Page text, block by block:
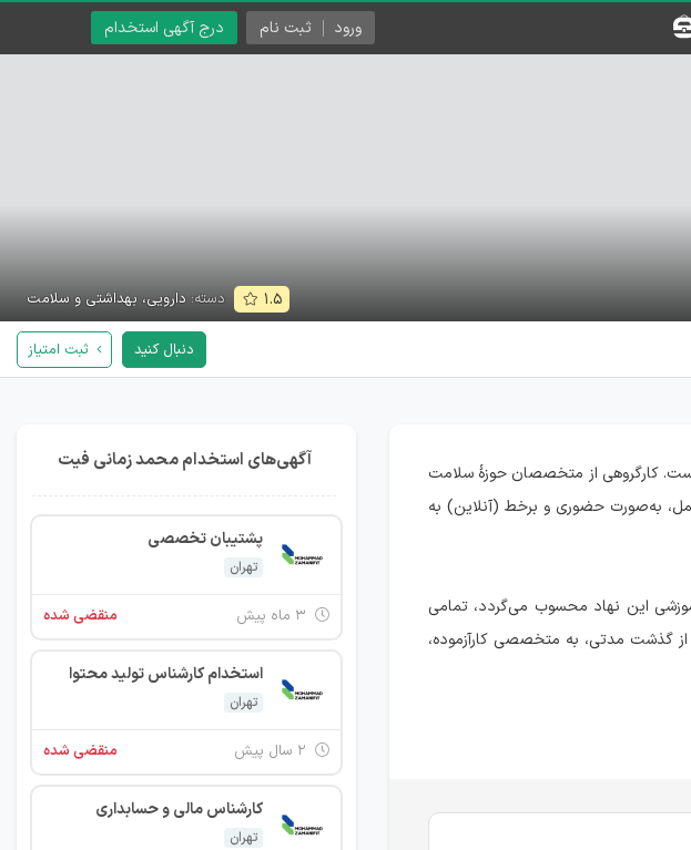
درج آگهی استخدام ورود ثبت نام
۱.۵ دسته: دارویی، بهداشتی و سلامت
دنبال کنید ثبت امتیاز
است. کارگروهی از متخصصان حوزۀ سلامت
به‌صورت حضوری و برخط (آنلاین) به
آموزشی این نهاد محسوب می‌گردد، تمامی
گذشت مدتی، به متخصصی کارآزموده،
آگهی‌های استخدام محمد زمانی فیت
پشتیبان تخصصی
تهران
منقضی شده
استخدام کارشناس تولید محتوا
تهران
منقضی شده
کارشناس مالی و حسابداری
تهران